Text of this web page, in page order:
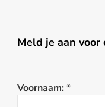
Meld je aan
Voornaam: *